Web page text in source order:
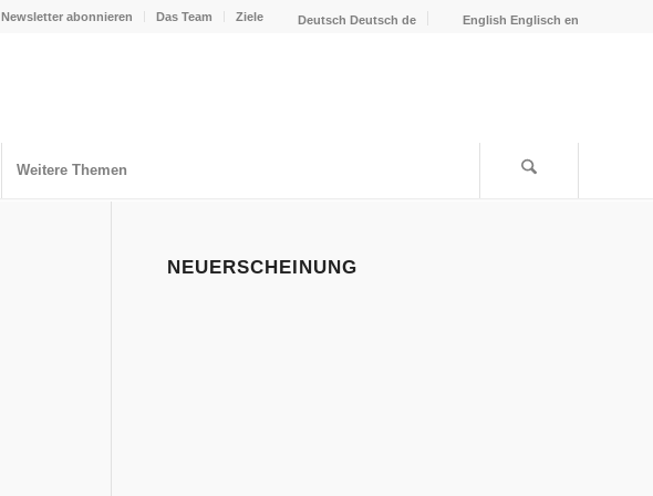
Newsletter abonnieren Das Team Ziele Deutsch Deutsch de English Englisch en
Weitere Themen
NEUERSCHEINUNG